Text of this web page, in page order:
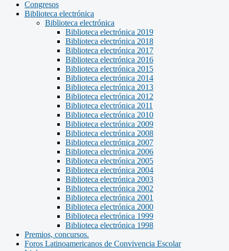
Congresos
Biblioteca electrónica
Biblioteca electrónica
Biblioteca electrónica 2019
Biblioteca electrónica 2018
Biblioteca electrónica 2017
Biblioteca electrónica 2016
Biblioteca electrónica 2015
Biblioteca electrónica 2014
Biblioteca electrónica 2013
Biblioteca electrónica 2012
Biblioteca electrónica 2011
Biblioteca electrónica 2010
Biblioteca electrónica 2009
Biblioteca electrónica 2008
Biblioteca electrónica 2007
Biblioteca electrónica 2006
Biblioteca electrónica 2005
Biblioteca electrónica 2004
Biblioteca electrónica 2003
Biblioteca electrónica 2002
Biblioteca electrónica 2001
Biblioteca electrónica 2000
Biblioteca electrónica 1999
Biblioteca electrónica 1998
Premios, concursos.
Foros Latinoamericanos de Convivencia Escolar